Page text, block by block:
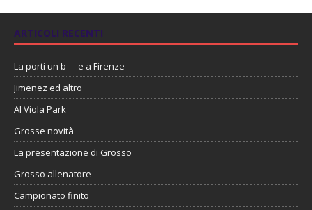
ARTICOLI RECENTI
La porti un b—-e a Firenze
Jimenez ed altro
Al Viola Park
Grosse novità
La presentazione di Grosso
Grosso allenatore
Campionato finito